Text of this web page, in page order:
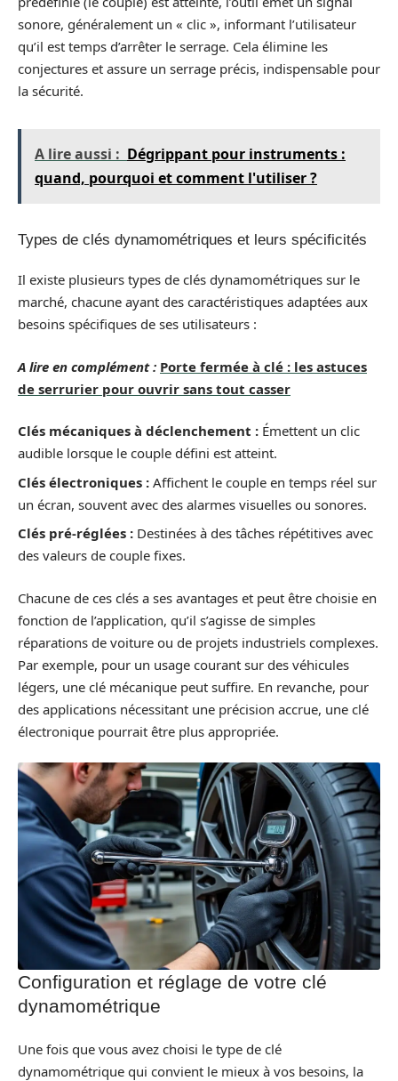
sonore, généralement un « clic », informant l’utilisateur
qu’il est temps d’arrêter le serrage. Cela élimine les
conjectures et assure un serrage précis, indispensable pour
la sécurité.
A lire aussi : Dégrippant pour instruments :
quand, pourquoi et comment l'utiliser ?
Types de clés dynamométriques et leurs spécificités
Il existe plusieurs types de clés dynamométriques sur le
marché, chacune ayant des caractéristiques adaptées aux
besoins spécifiques de ses utilisateurs :
A lire en complément : Porte fermée à clé : les astuces
de serrurier pour ouvrir sans tout casser
Clés mécaniques à déclenchement : Émettent un clic
audible lorsque le couple défini est atteint.
Clés électroniques : Affichent le couple en temps réel sur
un écran, souvent avec des alarmes visuelles ou sonores.
Clés pré-réglées : Destinées à des tâches répétitives avec
des valeurs de couple fixes.
Chacune de ces clés a ses avantages et peut être choisie en
fonction de l’application, qu’il s’agisse de simples
réparations de voiture ou de projets industriels complexes.
Par exemple, pour un usage courant sur des véhicules
légers, une clé mécanique peut suffire. En revanche, pour
des applications nécessitant une précision accrue, une clé
électronique pourrait être plus appropriée.
Configuration et réglage de votre clé
dynamométrique
Une fois que vous avez choisi le type de clé
dynamométrique qui convient le mieux à vos besoins, la